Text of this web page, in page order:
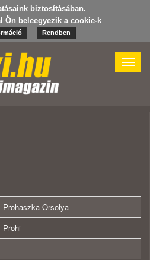
biztosításában.
Ön beleegyezik a cookie-k
Rendben
Toggle
Prohaszka Orsolya
Prohi